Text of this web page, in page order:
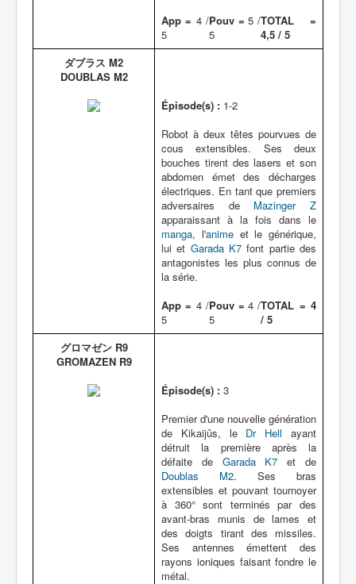
App = 4 /
5
Pouv = 5 /
5
TOTAL =
4,5 / 5
ダブラス M2
DOUBLAS M2
Épisode(s) : 1-2
Robot à deux têtes pourvues de
cous extensibles. Ses deux
bouches tirent des lasers et son
abdomen émet des décharges
électriques. En tant que premiers
adversaires de Mazinger Z
apparaissant à la fois dans le
manga, l'animeet le générique,
lui et Garada K7 font partie des
antagonistes les plus connus de
la série.
App = 4 /
5
Pouv = 4 /
5
TOTAL = 4
/ 5
グロマゼン R9
GROMAZEN R9
Épisode(s) : 3
Premier d'une nouvelle génération
de Kikaijûs, le Dr Hell ayant
détruit la première après la
défaite de Garada K7 et de
Doublas M2. Ses bras
extensibles et pouvant tournoyer
à 360° sont terminés par des
avant-bras munis de lames et
des doigts tirant des missiles.
Ses antennes émettent des
rayons ioniques faisant fondre le
métal.